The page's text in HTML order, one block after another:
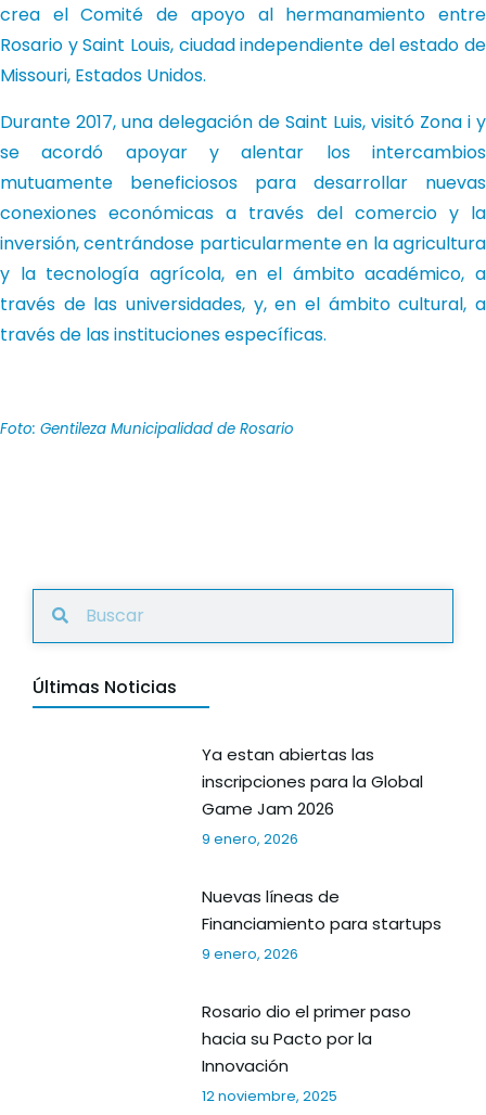
crea el Comité de apoyo al hermanamiento entre
Rosario y Saint Louis, ciudad independiente del estado de
Missouri, Estados Unidos.
Durante 2017, una delegación de Saint Luis, visitó Zona i y
se acordó apoyar y alentar los intercambios
mutuamente beneficiosos para desarrollar nuevas
conexiones económicas a través del comercio y la
inversión, centrándose particularmente en la agricultura
y la tecnología agrícola, en el ámbito académico, a
través de las universidades, y, en el ámbito cultural, a
través de las instituciones específicas.
Foto: Gentileza Municipalidad de Rosario
Últimas Noticias
Ya estan abiertas las
inscripciones para la Global
Game Jam 2026
9 enero, 2026
Nuevas líneas de
Financiamiento para startups
9 enero, 2026
Rosario dio el primer paso
hacia su Pacto por la
Innovación
12 noviembre, 2025